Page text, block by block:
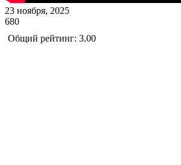
23 ноября, 2025
680
Общий рейтинг: 3.00